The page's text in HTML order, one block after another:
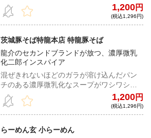
蛇の列を作り、ファンを魅了して止まない
ラーメンは、麺、スープ、豚、脂全てが超
ハイレベルだ。
1,200円
(税込1,296円)
茨城豚そば特龍本店 特龍豚そば
龍介のセカンドブランドが放つ、濃厚微乳
化二郎インスパイア
混ぜきれないほどのガラが溶け込んだパン
チのある濃厚微乳化なスープがワシワシの
極太麺に絡みつく食べ応え抜群の一杯！肉
厚なチャーシュー、スープ、麺の絡み具合
は文句なしの一言
1,200円
(税込1,296円)
らーめん玄 小らーめん